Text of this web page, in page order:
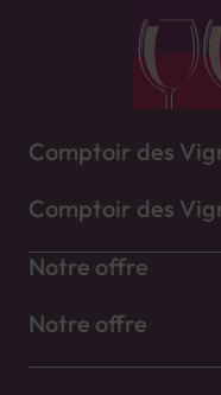
Comptoir des
Comptoir des
Notre offre
Notre offre